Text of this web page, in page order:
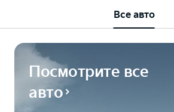
Все авто
Посмотрите все
авто